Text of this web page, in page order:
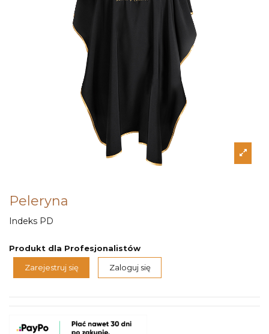
Peleryna
Indeks PD
Produkt dla Profesjonalistów
Zarejestruj się
Zaloguj się